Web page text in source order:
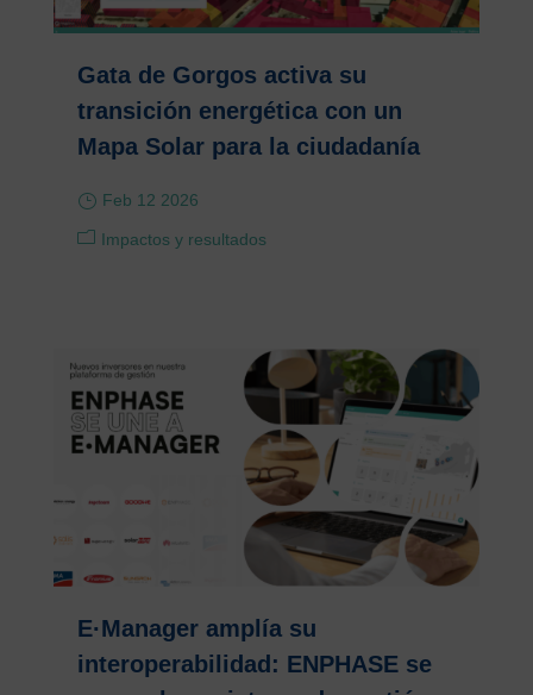
Gata de Gorgos activa su
transición energética con un
Mapa Solar para la ciudadanía
Feb 12 2026
Impactos y resultados
E·Manager amplía su
interoperabilidad: ENPHASE se